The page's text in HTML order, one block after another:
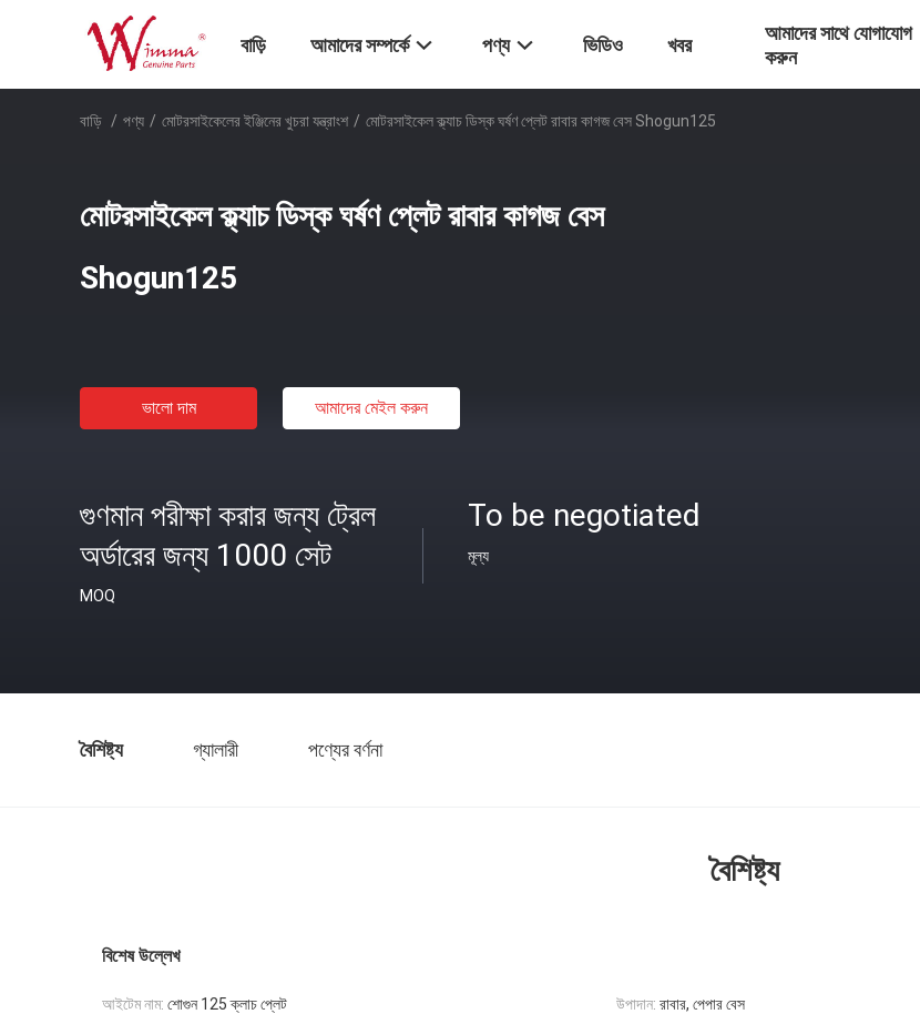
বাড়ি আমাদের সম্পর্কে পণ্য ভিডিও খবর
আমাদের সাথে যোগাযোগ
করুন
বাড়ি / পণ্য / মোটরসাইকেলের ইঞ্জিনের খুচরা যন্ত্রাংশ / মোটরসাইকেল ক্ল্যাচ ডিস্ক ঘর্ষণ প্লেট রাবার কাগজ বেস Shogun125
মোটরসাইকেল ক্ল্যাচ ডিস্ক ঘর্ষণ প্লেট রাবার কাগজ বেস
Shogun125
ভালো দাম আমাদের মেইল ​​করুন
গুণমান পরীক্ষা করার জন্য ট্রেল
অর্ডারের জন্য 1000 সেট
MOQ
To be negotiated
মূল্য
বৈশিষ্ট্য গ্যালারী পণ্যের বর্ণনা
বৈশিষ্ট্য
বিশেষ উল্লেখ
আইটেম নাম: শোগুন 125 ক্লাচ প্লেট উপাদান: রাবার, পেপার বেস